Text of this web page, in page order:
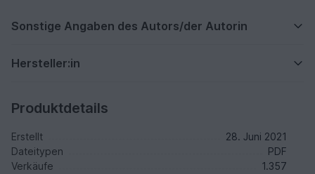
Sonstige Angaben des Autors/der Autorin
Hersteller:in
Produktdetails
Erstellt
28. Juni 2021
Dateitypen
PDF
Verkäufe
1.357